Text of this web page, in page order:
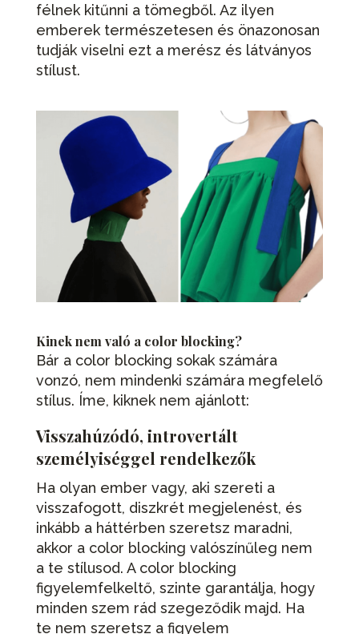
félnek kitűnni a tömegből. Az ilyen
emberek természetesen és önazonosan
tudják viselni ezt a merész és látványos
stílust.
Kinek nem való a color blocking?
Bár a color blocking sokak számára
vonzó, nem mindenki számára megfelelő
stílus. Íme, kiknek nem ajánlott:
Visszahúzódó, introvertált
személyiséggel rendelkezők
Ha olyan ember vagy, aki szereti a
visszafogott, diszkrét megjelenést, és
inkább a háttérben szeretsz maradni,
akkor a color blocking valószínűleg nem
a te stílusod. A color blocking
figyelemfelkeltő, szinte garantálja, hogy
minden szem rád szegeződik majd. Ha
te nem szeretsz a figyelem